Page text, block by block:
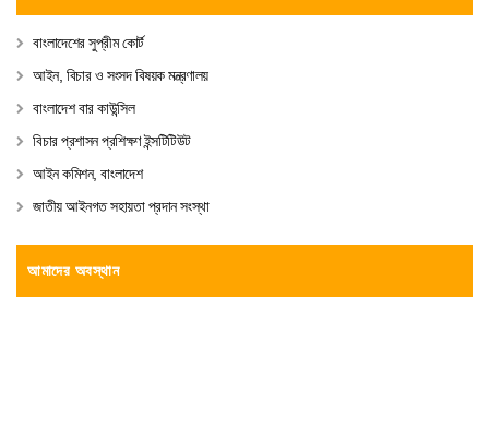
বাংলাদেশের সুপ্রীম কোর্ট
আইন, বিচার ও সংসদ বিষয়ক মন্ত্রণালয়
বাংলাদেশ বার কাউন্সিল
বিচার প্রশাসন প্রশিক্ষণ ইন্সটিটিউট
আইন কমিশন, বাংলাদেশ
জাতীয় আইনগত সহায়তা প্রদান সংস্থা
আমাদের অবস্থান